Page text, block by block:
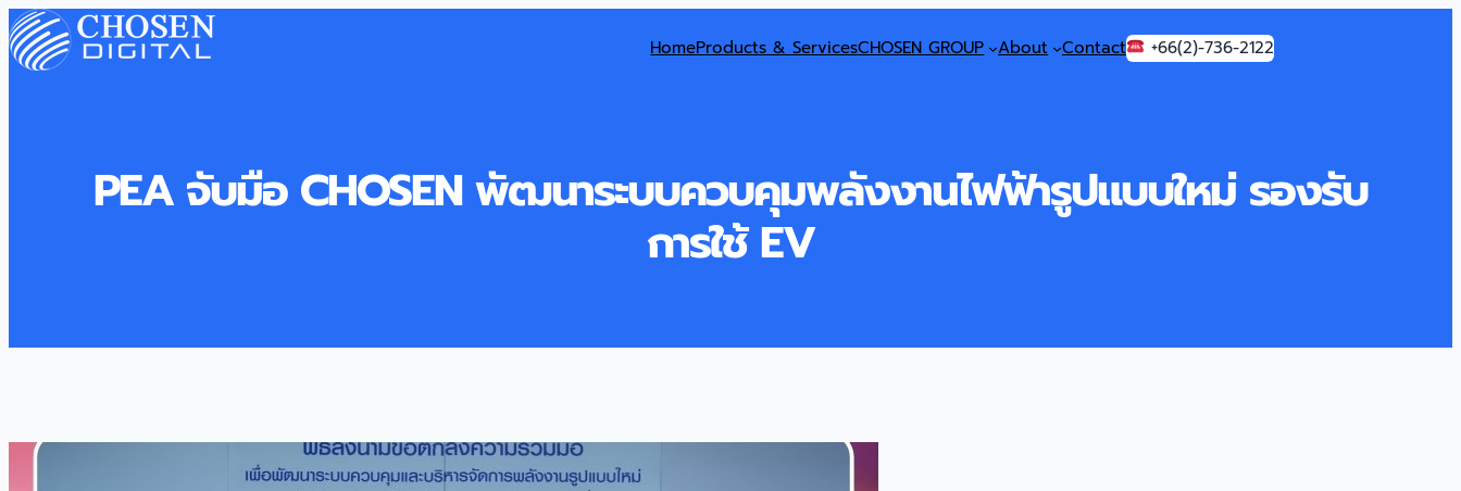
HomeProducts & ServicesCHOSEN GROUP About Contact +66(2)-736-2122
PEA จับมือ CHOSEN พัฒนาระบบควบคุมพลังงานไฟฟ้ารูปแบบใหม่ รองรับ
การใช้ EV